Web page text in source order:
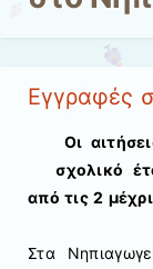
Εγγραφές
Οι
σχολικό
από τις 2
Στα